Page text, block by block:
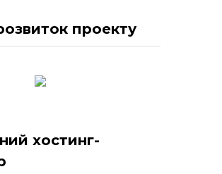
проекту
хостинг-